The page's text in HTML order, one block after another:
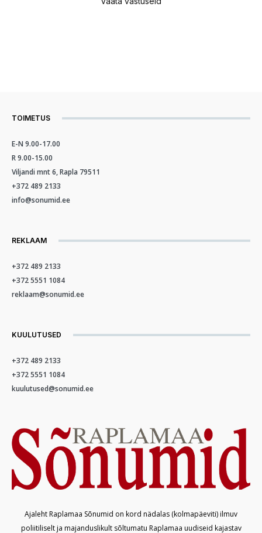
TOIMETUS
E-N 9.00-17.00
R 9.00-15.00
Viljandi mnt 6, Rapla 79511
+372 489 2133
info@sonumid.ee
REKLAAM
+372 489 2133
+372 5551 1084
reklaam@sonumid.ee
KUULUTUSED
+372 489 2133
+372 5551 1084
kuulutused@sonumid.ee
Ajaleht Raplamaa Sõnumid on kord nädalas (kolmapäeviti) ilmuv
poliitiliselt ja majanduslikult sõltumatu Raplamaa uudiseid kajastav